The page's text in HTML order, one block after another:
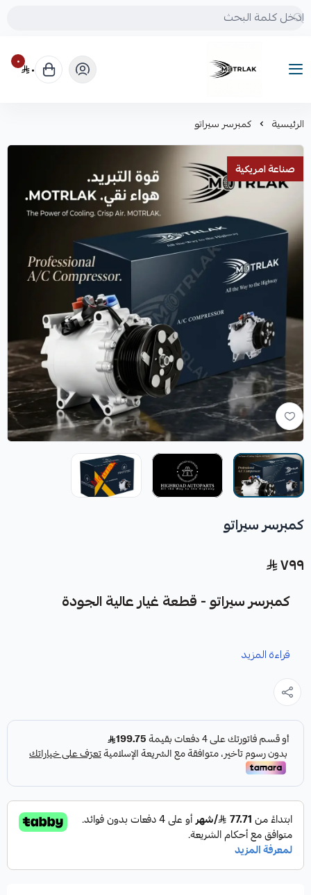
Motrlak
٠ ٠
الرئيسية كمبرسر سيراتو
صناعة امريكية
كمبرسر سيراتو
٧٩٩
كمبرسر سيراتو - قطعة غيار عالية الجودة
خصيصًا لضمان أداء تبريد مثالي لسيارتك.
مميزات المنتج:
✓من شركة HIGHROAD AUTO PARTS
✓صناعة أمريكية
قراءة المزيد